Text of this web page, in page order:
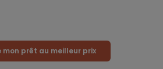
mon prêt au meilleur prix